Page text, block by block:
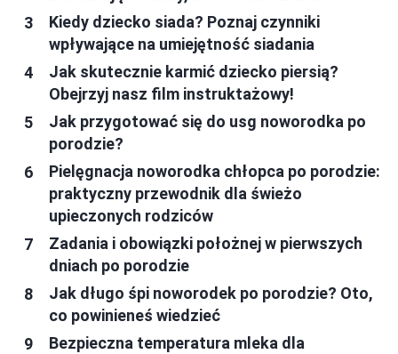
Kiedy dziecko siada? Poznaj czynniki
wpływające na umiejętność siadania
Jak skutecznie karmić dziecko piersią?
Obejrzyj nasz film instruktażowy!
Jak przygotować się do usg noworodka po
porodzie?
Pielęgnacja noworodka chłopca po porodzie:
praktyczny przewodnik dla świeżo
upieczonych rodziców
Zadania i obowiązki położnej w pierwszych
dniach po porodzie
Jak długo śpi noworodek po porodzie? Oto,
co powinieneś wiedzieć
Bezpieczna temperatura mleka dla